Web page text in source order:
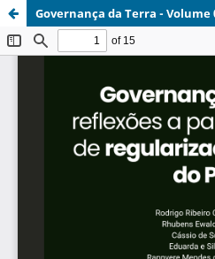
Governança da Terra - Volume